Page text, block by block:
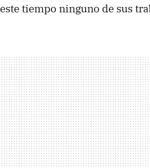
este tiempo ninguno de sus